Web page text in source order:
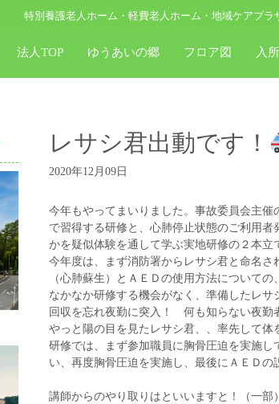
特別養護老人ホーム・軽費老人ホーム・地域ケアプ
法人TOP ゆうあいの郷 フロア図 入
レサシ君出動です！
2020年12月09日
今年もやってまいりました。事故委員会主
で習得する研修と、心肺停止状態のご利用
かを疑似体験を通して学ぶ実地研修の２本立
今年度は、まず消防署からレサシ君と命名
（心肺蘇生）とＡＥＤの使用方法についての
なかなか研修する機会がなく、準備したレサ
回収を忘れ夜勤に突入！ 何も知らない夜勤
やっと陽の目を見たレサシ君、、率先して体
研修では、まず参加職員に胸骨圧迫を実施
い、再度胸骨圧迫を実施し、最後にＡＥＤの
講師からのやり取りはといいますと！（一部）